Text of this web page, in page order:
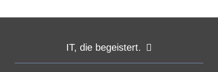
IT, die begeistert.